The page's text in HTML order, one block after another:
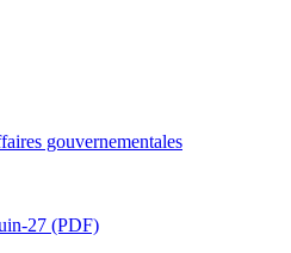
gouvernementales
27 (PDF)